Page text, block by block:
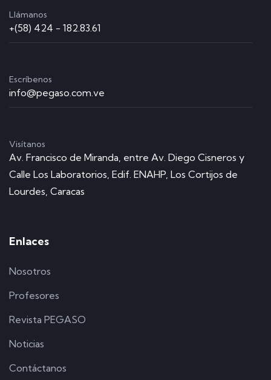
Llámanos
+(58) 424 - 182.83.61
Escríbenos
info@pegaso.com.ve
Visítanos
Av. Francisco de Miranda, entre Av. Diego Cisneros y
Calle Los Laboratorios, Edif. ENAHP, Los Cortijos de
Lourdes, Caracas
Enlaces
Nosotros
Profesores
Revista PEGASO
Noticias
Contáctanos